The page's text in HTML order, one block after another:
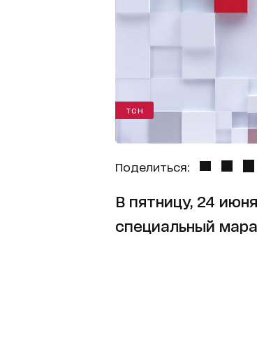
ТСН
Поделиться:
В пятницу, 24
специальный